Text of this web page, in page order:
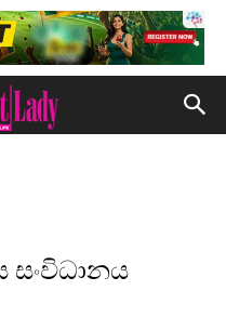
සංවිධානය